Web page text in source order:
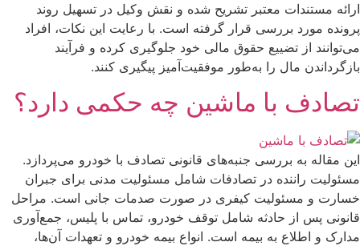
ارائه مستندات معتبر تشریح شده و نقش وکیل در تسهیل روند
پرونده مورد بررسی قرار گرفته است. با رعایت این نکات، افراد
می‌توانند از تضییع حقوق مالی خود جلوگیری کرده و فرآیند
بازگرداندن مال را به‌طور موفقیت‌آمیز پیگیری کنند.
تصادف با ماشین چه حکمی دارد؟
این مقاله به بررسی جنبه‌های قانونی تصادف با خودرو می‌پردازد.
مسئولیت راننده در تصادفات شامل مسئولیت مدنی برای جبران
خسارت و مسئولیت کیفری در صورت صدمات جانی است. مراحل
قانونی پس از حادثه شامل توقف خودرو، تماس با پلیس، جمع‌آوری
مدارک و اطلاع به بیمه است. انواع بیمه خودرو و تعهدات آن‌ها،